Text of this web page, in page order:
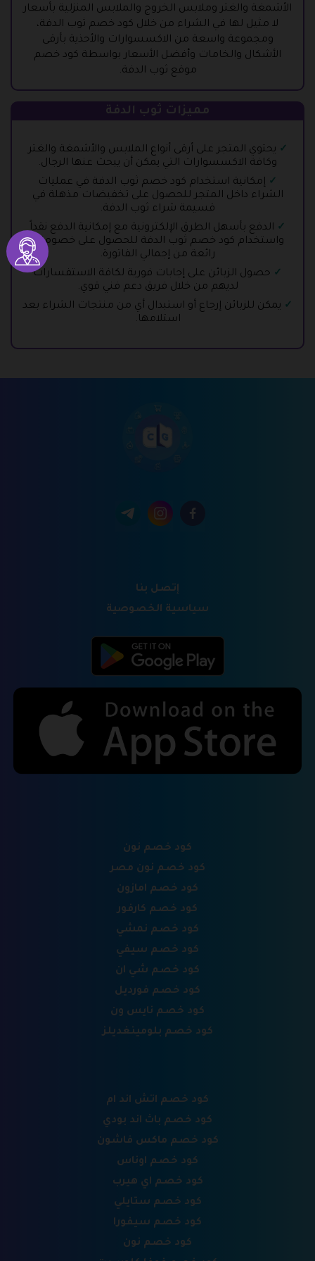
الأشمغة والغتر وملابس الخروج والملابس المنزلية بأسعار
لا مثيل لها في الشراء من خلال كود خصم ثوب الدفة،
ومجموعة واسعة من الاكسسوارات والأحذية بأرقى
الأشكال والخامات وأفضل الأسعار بواسطة كود خصم
موقع ثوب الدفة.
مميزات ثوب الدفة
يحتوي المتجر على أرقى أنواع الملابس والأشمغة والغتر
وكافة الاكسسوارات التي يمكن أن يبحث عنها الرجال.
إمكانية استخدام كود خصم ثوب الدفة في عمليات
الشراء داخل المتجر للحصول على تخفيضات مذهلة في
قسيمة شراء ثوب الدفة.
الدفع بأسهل الطرق الإلكترونية مع إمكانية الدفع نقداً
واستخدام كود خصم ثوب الدفة للحصول على خصومات
رائعة من إجمالي الفاتورة.
حصول الزبائن على إجابات فورية لكافة الاستفسارات
لديهم من خلال فريق دعم فني قوي.
يمكن للزبائن إرجاع أو استبدال أي من منتجات الشراء بعد
استلامها.
إتصل بنا
سياسية الخصوصية
كود خصم نون
كود خصم نون مصر
كود خصم امازون
كود خصم كارفور
كود خصم نمشي
كود خصم سيفي
كود خصم شي ان
كود خصم فورديل
كود خصم نايس ون
كود خصم بلومينغديلز
كود خصم اتش اند ام
كود خصم باث اند بودي
كود خصم ماكس فاشون
كود خصم اوناس
كود خصم اي هيرب
كود خصم ستايلي
كود خصم سيفورا
كود خصم نون